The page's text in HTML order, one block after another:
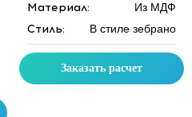
Материал: Из МДФ
Стиль: В стиле зебрано
Заказать расчет